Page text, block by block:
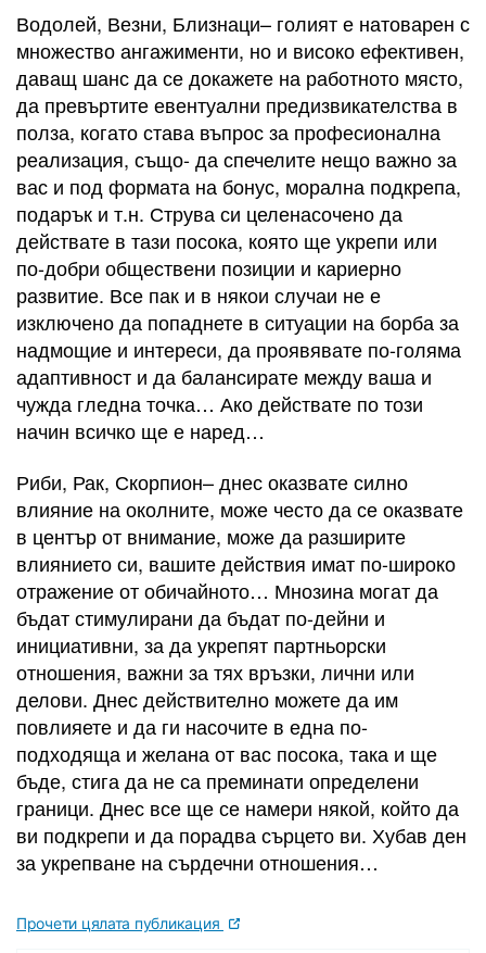
Водолей, Везни, Близнаци– голият е натоварен с
множество ангажименти, но и високо ефективен,
даващ шанс да се докажете на работното място,
да превъртите евентуални предизвикателства в
полза, когато става въпрос за професионална
реализация, също- да спечелите нещо важно за
вас и под формата на бонус, морална подкрепа,
подарък и т.н. Струва си целенасочено да
действате в тази посока, която ще укрепи или
по-добри обществени позиции и кариерно
развитие. Все пак и в някои случаи не е
изключено да попаднете в ситуации на борба за
надмощие и интереси, да проявявате по-голяма
адаптивност и да балансирате между ваша и
чужда гледна точка… Ако действате по този
начин всичко ще е наред…
Риби, Рак, Скорпион– днес оказвате силно
влияние на околните, може често да се оказвате
в център от внимание, може да разширите
влиянието си, вашите действия имат по-широко
отражение от обичайното… Мнозина могат да
бъдат стимулирани да бъдат по-дейни и
инициативни, за да укрепят партньорски
отношения, важни за тях връзки, лични или
делови. Днес действително можете да им
повлияете и да ги насочите в една по-
подходяща и желана от вас посока, така и ще
бъде, стига да не са преминати определени
граници. Днес все ще се намери някой, който да
ви подкрепи и да порадва сърцето ви. Хубав ден
за укрепване на сърдечни отношения…
Прочети цялата публикация